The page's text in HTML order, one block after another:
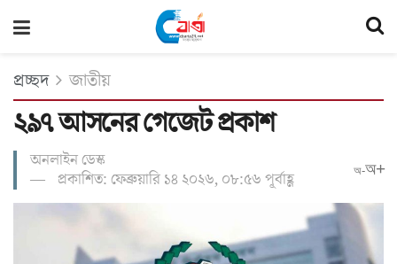
প্রচ্ছদ জাতীয়
২৯৭ আসনের গেজেট প্রকাশ
অনলাইন ডেস্ক
প্রকাশিত: ফেব্রুয়ারি ১৪ ২০২৬, ০৮:৫৬ পূর্বাহ্ণ
অ-অ+